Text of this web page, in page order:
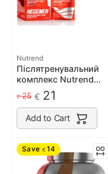
Nutrend
Післятренувальний
комплекс Nutrend
REGENER 10х75 g
€25 € 21
Add to Cart
Save € 14